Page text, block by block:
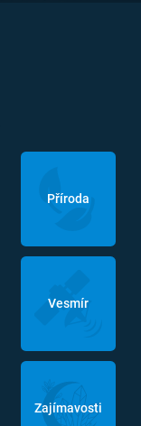
Příroda
Vesmír
Zajímavosti